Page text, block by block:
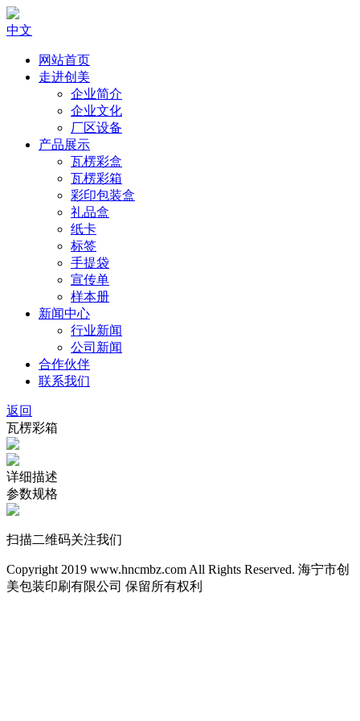
中文
网站首页
走进创美
企业简介
企业文化
厂区设备
产品展示
瓦楞彩盒
瓦楞彩箱
彩印包装盒
礼品盒
纸卡
标签
手提袋
宣传单
样本册
新闻中心
行业新闻
公司新闻
合作伙伴
联系我们
返回
瓦楞彩箱
详细描述
参数规格
扫描二维码关注我们
Copyright 2019 www.hncmbz.com All Rights Reserved. 海宁市创
美包装印刷有限公司 保留所有权利